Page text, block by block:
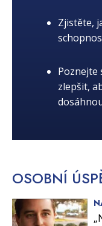
Zjistěte,
Poznejte
zlepšit,
OSOBNÍ